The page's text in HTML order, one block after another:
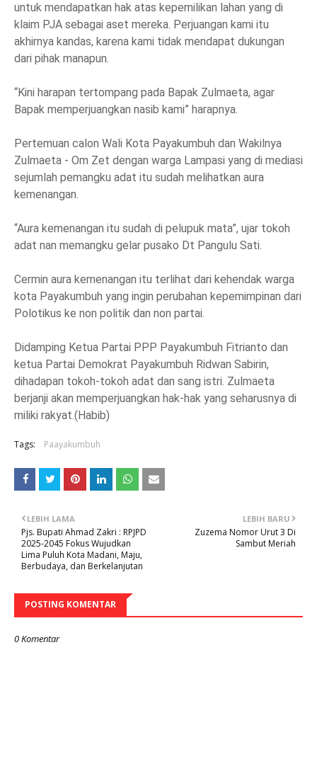
untuk mendapatkan hak atas kepemilikan lahan yang di
klaim PJA sebagai aset mereka. Perjuangan kami itu
akhirnya kandas, karena kami tidak mendapat dukungan
dari pihak manapun.
“Kini harapan tertompang pada Bapak Zulmaeta, agar
Bapak memperjuangkan nasib kami” harapnya.
Pertemuan calon Wali Kota Payakumbuh dan Wakilnya
Zulmaeta - Om Zet dengan warga Lampasi yang di mediasi
sejumlah pemangku adat itu sudah melihatkan aura
kemenangan.
“Aura kemenangan itu sudah di pelupuk mata”, ujar tokoh
adat nan memangku gelar pusako Dt Pangulu Sati.
Cermin aura kemenangan itu terlihat dari kehendak warga
kota Payakumbuh yang ingin perubahan kepemimpinan dari
Polotikus ke non politik dan non partai.
Didamping Ketua Partai PPP Payakumbuh Fitrianto dan
ketua Partai Demokrat Payakumbuh Ridwan Sabirin,
dihadapan tokoh-tokoh adat dan sang istri. Zulmaeta
berjanji akan memperjuangkan hak-hak yang seharusnya di
miliki rakyat.(Habib)
Tags: Paayakumbuh
LEBIH BARU
Zuzema Nomor Urut 3 Di
Sambut Meriah
LEBIH LAMA
Pjs. Bupati Ahmad Zakri : RPJPD
2025-2045 Fokus Wujudkan
Lima Puluh Kota Madani, Maju,
Berbudaya, dan Berkelanjutan
POSTING KOMENTAR
0 Komentar